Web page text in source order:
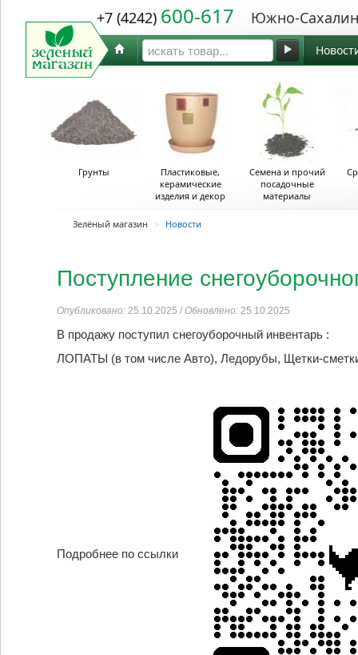
+7 (4242) 600-617 Южно-
Грунты
Пластиковые,
керамические
изделия и декор
Семена и прочий
посадочные
материалы
Зелёный магазин > Новости
Поступление
Опубликовано: 25.10.2025 / Обновлено: 25.10.2025
В продажу поступил снегоуборочный инвентарь :
ЛОПАТЫ (в том числе Авто), Ледорубы, Щетки-
Подробнее по ссылки